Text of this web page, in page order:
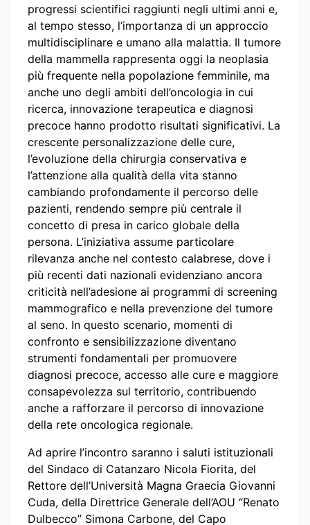
progressi scientifici raggiunti negli ultimi anni e,
al tempo stesso, l’importanza di un approccio
multidisciplinare e umano alla malattia. Il tumore
della mammella rappresenta oggi la neoplasia
più frequente nella popolazione femminile, ma
anche uno degli ambiti dell’oncologia in cui
ricerca, innovazione terapeutica e diagnosi
precoce hanno prodotto risultati significativi. La
crescente personalizzazione delle cure,
l’evoluzione della chirurgia conservativa e
l’attenzione alla qualità della vita stanno
cambiando profondamente il percorso delle
pazienti, rendendo sempre più centrale il
concetto di presa in carico globale della
persona. L’iniziativa assume particolare
rilevanza anche nel contesto calabrese, dove i
più recenti dati nazionali evidenziano ancora
criticità nell’adesione ai programmi di screening
mammografico e nella prevenzione del tumore
al seno. In questo scenario, momenti di
confronto e sensibilizzazione diventano
strumenti fondamentali per promuovere
diagnosi precoce, accesso alle cure e maggiore
consapevolezza sul territorio, contribuendo
anche a rafforzare il percorso di innovazione
della rete oncologica regionale.
Ad aprire l’incontro saranno i saluti istituzionali
del Sindaco di Catanzaro Nicola Fiorita, del
Rettore dell’Università Magna Graecia Giovanni
Cuda, della Direttrice Generale dell’AOU “Renato
Dulbecco” Simona Carbone, del Capo